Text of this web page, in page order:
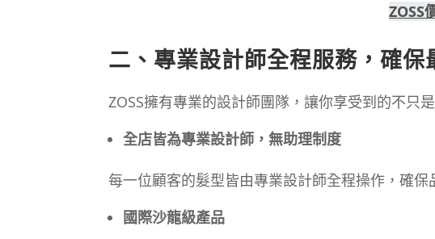
ZOSS
二、專業設計師全程服務，確保
ZOSS擁有專業的設計師團隊，讓你享受到的不只
全店皆為專業設計師，無助理制度
每一位顧客的髮型皆由專業設計師全程操作，確保
國際沙龍級產品